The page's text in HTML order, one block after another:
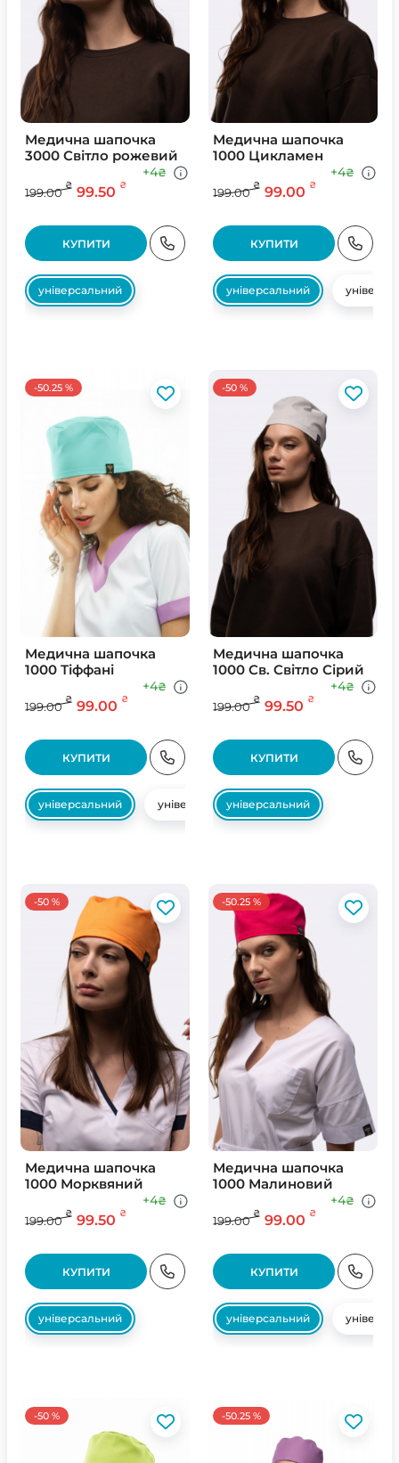
Медична шапочка
3000 Світло рожевий
199.00
₴ 99.50 ₴
+4₴
КУПИТИ
універсальний
Медична шапочка
1000 Цикламен
199.00
₴ 99.00 ₴
+4₴
КУПИТИ
універсальний
-50.25 %
Медична шапочка
1000 Тіффані
199.00
₴ 99.00 ₴
+4₴
КУПИТИ
універсальний універсальний
-50 %
Медична шапочка
1000 Св. Свiтло Сiрий
199.00
₴ 99.50 ₴
+4₴
КУПИТИ
універсальний
-50 %
Медична шапочка
1000 Морквяний
199.00
₴ 99.50 ₴
+4₴
КУПИТИ
універсальний
-50.25 %
Медична шапочка
1000 Малиновий
199.00
₴ 99.00 ₴
+4₴
КУПИТИ
універсальний
-50 % -50.25 %